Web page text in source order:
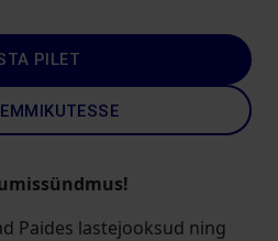
PILET
Paides lastejooksud ning